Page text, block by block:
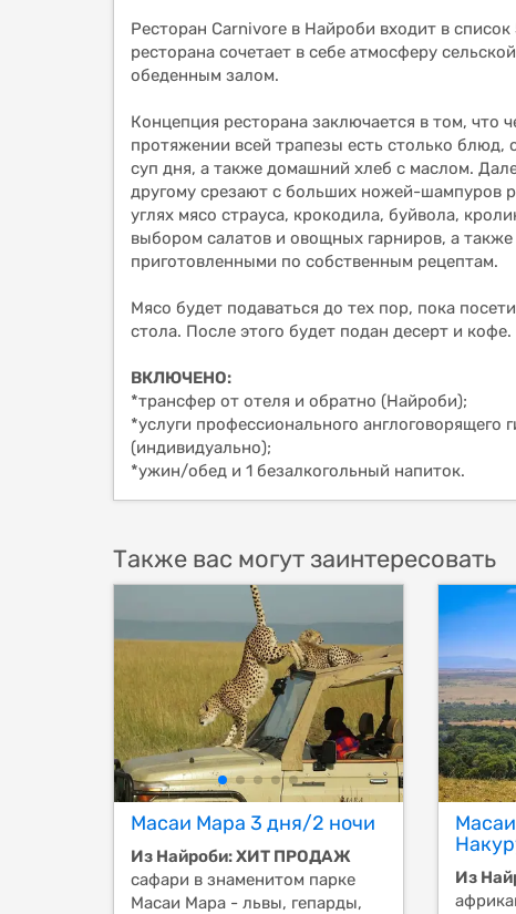
Ресторан Carnivore в Найроби входит в
ресторана сочетает в себе атмосферу
обеденным залом.
Концепция ресторана заключается в том, что
протяжении всей трапезы есть столько блюд,
суп дня, а также домашний хлеб с маслом.
другому срезают с больших ножей-шампуров
углях мясо страуса, крокодила, буйвола,
выбором салатов и овощных гарниров, а
приготовленными по собственным рецептам.
Мясо будет подаваться до тех пор, пока
стола. После этого будет подан десерт и кофе.
ВКЛЮЧЕНО:
*трансфер от отеля и обратно (Найроби);
*услуги профессионального англоговорящего
(индивидуально);
*ужин/обед и 1 безалкогольный напиток.
Также вас могут заинтересовать
Масаи Мара 3 дня/2 ночи
Из Найроби: ХИТ ПРОДАЖ
сафари в знаменитом парке
Масаи Мара - львы, гепарды,
Из